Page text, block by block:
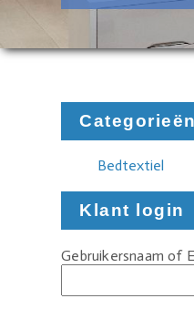
Categorieën
Bedtextiel
Klant login
Gebruikersnaam of